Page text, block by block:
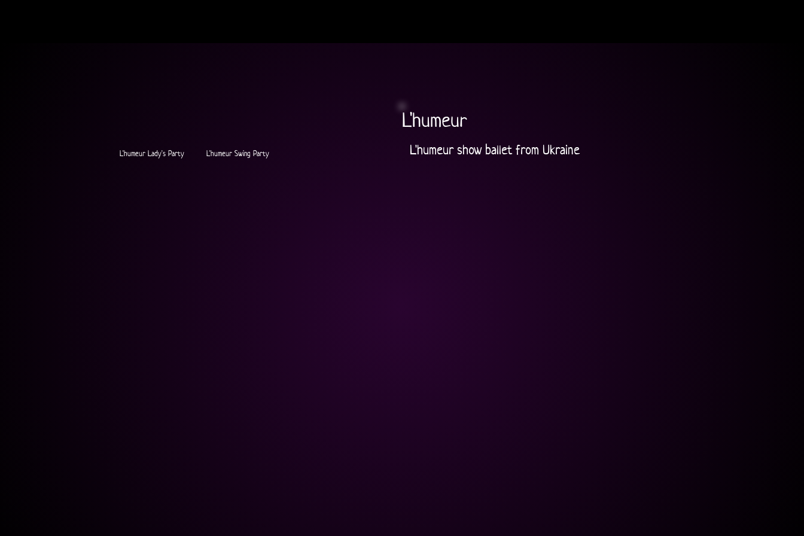
L'humeur
L'humeur show ballet from Ukraine
L'humeur Lady's Party L'humeur Swing Party